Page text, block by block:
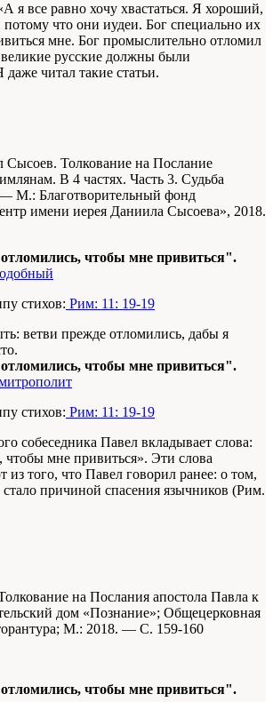
я все равно хочу хвастаться. Я хороший,
потому что они иудеи. Бог специально их
мне. Бог промыслительно отломил
русские должны были
читал такие статьи.
Толкование на Послание
В 4 частях. Часть 3. Судьба
— М.: Благотворительный фонд
имени иерея Даниила Сысоева», 2018.
чтобы мне привиться".
стихов: Рим: 11: 19-19
ветви прежде отломились, дабы я
чтобы мне привиться".
стихов: Рим: 11: 19-19
собеседника Павел вкладывает слова:
чтобы мне привиться». Эти слова
того, что Павел говорил ранее: о том,
стало причиной спасения язычников (Рим.
на Послания апостола Павла к
дом «Познание»; Общецерковная
М.: 2018. — С. 159-160
чтобы мне привиться".